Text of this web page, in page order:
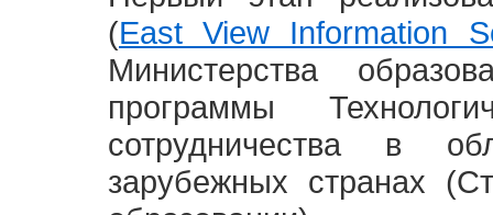
(East View Information
Министерства
программы
сотрудничества в
зарубежных странах